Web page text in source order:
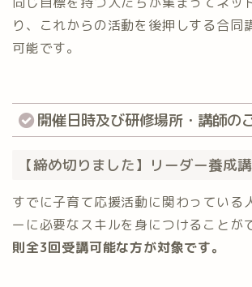
り、これからの活動を後押しする合同
可能です。
開催日時及び研修場所⁡・講師の
【締め切りました】リーダー養成
すでに子育て応援活動に関わっている
ーに必要なスキルを身につけることが
則全3回受講可能な方が対象です。